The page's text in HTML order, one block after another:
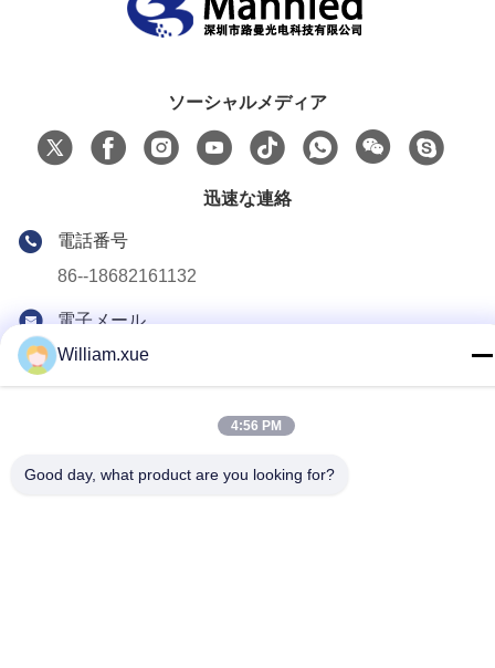
ソーシャルメディア
迅速な連絡
電話番号
86--18682161132
電子メール
william.xue@foxmail.com
アドレス
3階 建物1 ホンファ・ジアトリハイテクパーク タントーコミ
William.xue
4:56 PM
Good day, what product are you looking for?